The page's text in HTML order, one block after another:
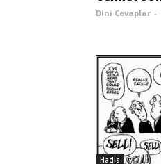
Dini Cevaplar -
Hadis